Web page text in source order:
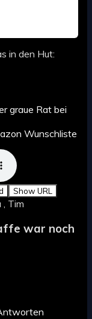
in den Hut:
graue Rat bei
Wunschliste
Show URL
, Tim
war noch